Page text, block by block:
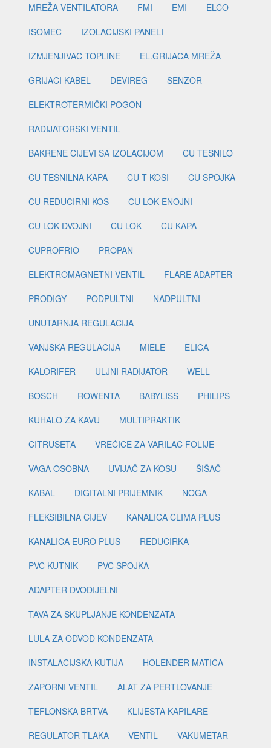
MREŽA VENTILATORA
FMI EMI
ELCO
ISOMEC
IZOLACIJSKI PANELI
IZMJENJIVAČ TOPLINE
EL.GRIJAČA MREŽA
GRIJAČI KABEL
DEVIREG
SENZOR
ELEKTROTERMIČKI POGON
RADIJATORSKI VENTIL
BAKRENE CIJEVI SA IZOLACIJOM
CU TESNILO
CU TESNILNA KAPA
CU T KOSI
CU SPOJKA
CU REDUCIRNI KOS
CU LOK ENOJNI
CU LOK DVOJNI
CU LOK
CU KAPA
CUPROFRIO
PROPAN
ELEKTROMAGNETNI VENTIL
FLARE ADAPTER
PRODIGY
PODPULTNI
NADPULTNI
UNUTARNJA REGULACIJA
VANJSKA REGULACIJA
MIELE
ELICA
KALORIFER
ULJNI RADIJATOR
WELL
BOSCH
ROWENTA BABYLISS
PHILIPS
KUHALO ZA KAVU
MULTIPRAKTIK
CITRUSETA
VREĆICE ZA VARILAC FOLIJE
VAGA OSOBNA
UVIJAČ ZA KOSU
ŠIŠAČ
KABAL
DIGITALNI PRIJEMNIK
NOGA
FLEKSIBILNA CIJEV
KANALICA CLIMA PLUS
KANALICA EURO PLUS
REDUCIRKA
PVC KUTNIK
PVC SPOJKA
ADAPTER DVODIJELNI
TAVA ZA SKUPLJANJE KONDENZATA
LULA ZA ODVOD KONDENZATA
INSTALACIJSKA KUTIJA
HOLENDER MATICA
ZAPORNI VENTIL
ALAT ZA PERTLOVANJE
TEFLONSKA BRTVA
KLIJEŠTA KAPILARE
REGULATOR TLAKA
VENTIL
VAKUMETAR